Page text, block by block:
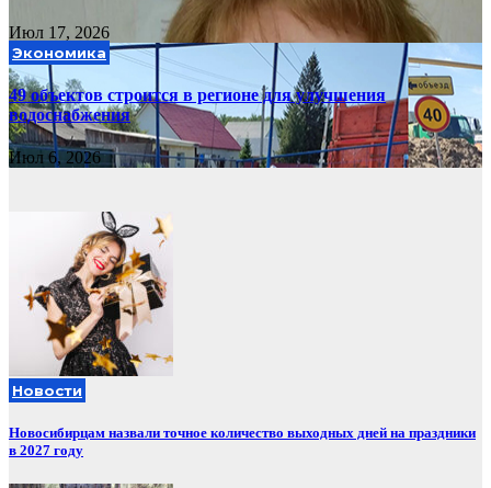
Июл 17, 2026
Экономика
49 объектов строится в регионе для улучшения
водоснабжения
Июл 6, 2026
Новости
Новосибирцам назвали точное количество выходных дней на праздники
в 2027 году